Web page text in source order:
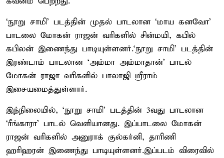
‘நூறு சாமி’ படத்தின் முதல் பாடலான ‘மாய கனவோ’
பாடலை மோகன் ராஜன் வரிகளில் சின்மயி, கபில்
கபிலன் இணைந்து பாடியுள்ளனர்.‘நூறு சாமி’ படத்தின்
இரண்டாம் பாடலான ‘அம்மா அம்மாதான்’ பாடல்
மோகன் ராஜா வரிகளில் பாலாஜி ஸ்ரீராம்
இசையமைத்துள்ளார்.
இந்நிலையில், ‘நூறு சாமி’ படத்தின் 3வது பாடலான
‘ரீங்காரா’ பாடல் வெளியானது. இப்பாடலை மோகன்
ராஜன் வரிகளில் அனுராக் குல்கர்னி, தாரிணி
ஹரிஹரன் இணைந்து பாடியுள்ளனர்.இப்படம் விரைவில்